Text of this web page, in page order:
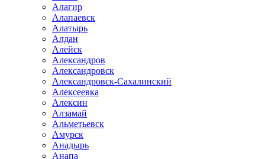
Алагир
Алапаевск
Алатырь
Алдан
Алейск
Александров
Александровск
Александровск-Сахалинский
Алексеевка
Алексин
Алзамай
Альметьевск
Амурск
Анадырь
Анапа